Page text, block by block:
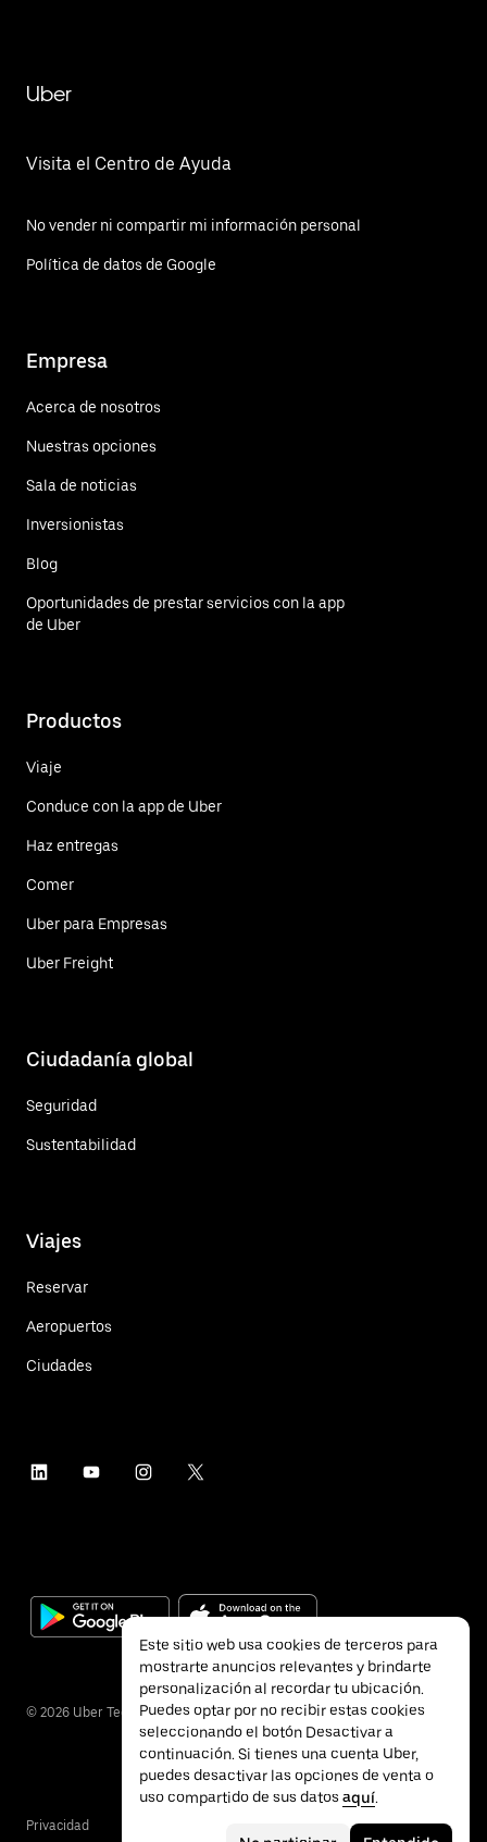
Uber
Visita el Centro de Ayuda
No vender ni compartir mi información personal
Política de datos de Google
Empresa
Acerca de nosotros
Nuestras opciones
Sala de noticias
Inversionistas
Blog
Oportunidades de prestar servicios con la app
de Uber
Productos
Viaje
Conduce con la app de Uber
Haz entregas
Comer
Uber para Empresas
Uber Freight
Ciudadanía global
Seguridad
Sustentabilidad
Viajes
Reservar
Aeropuertos
Ciudades
© 2026 Uber Technologies Inc.
Privacidad
Este sitio web usa cookies de terceros para
mostrarte anuncios relevantes y brindarte
personalización al recordar tu ubicación.
Puedes optar por no recibir estas cookies
seleccionando el botón Desactivar a
continuación. Si tienes una cuenta Uber,
puedes desactivar las opciones de venta o
uso compartido de sus datos aquí.